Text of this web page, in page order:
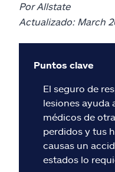
Seguros y más
Recursos
Reclamos
Asistencia y apoyo
Buscar agente
Por Allstate
Actualizado: March
Puntos clave
El seguro de
lesiones ayuda
médicos de
perdidos y tus
causas un
estados lo